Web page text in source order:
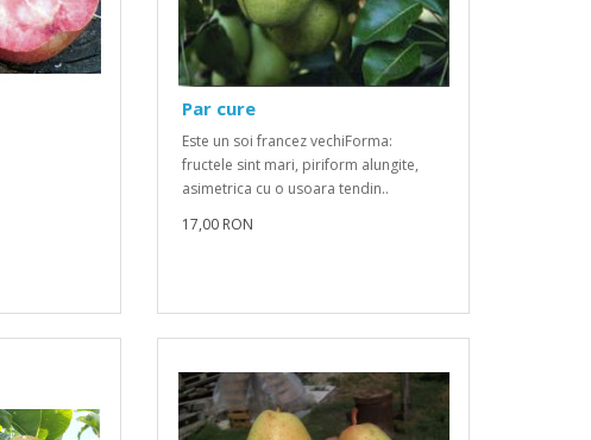
Par cure
Este un soi francez vechiForma:
fructele sint mari, piriform alungite,
asimetrica cu o usoara tendin..
17,00 RON